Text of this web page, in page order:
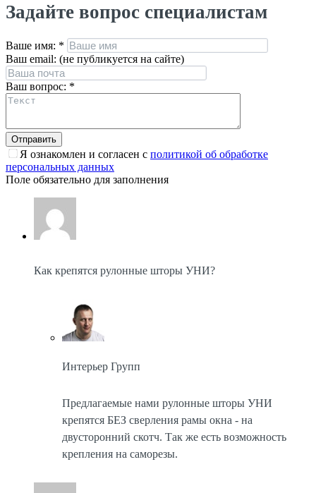
Задайте вопрос специалистам
Ваше имя: *
Ваш email: (не публикуется на сайте)
Ваш вопрос: *
Я ознакомлен и согласен с политикой об обработке
персональных данных
Поле обязательно для заполнения
Как крепятся рулонные шторы УНИ?
Интерьер Групп
Предлагаемые нами рулонные шторы УНИ
крепятся БЕЗ сверления рамы окна - на
двусторонний скотч. Так же есть возможность
крепления на саморезы.